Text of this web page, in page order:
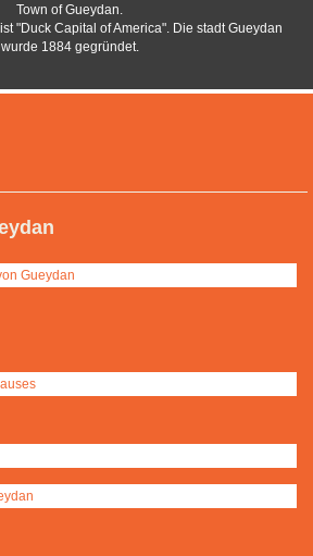
Gueydan
Town of Gueydan.
"Duck Capital of America". Die stadt Gueydan
wurde 1884 gegründet.